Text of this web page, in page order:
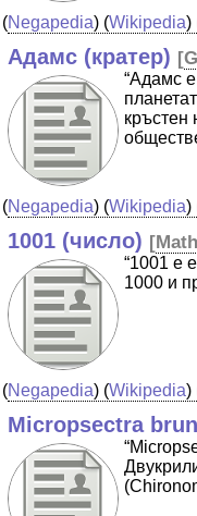
(Negapedia) (Wikipedia)
Адамс (кратер) [
“Адамс
(Negapedia) (Wikipedia)
1001 (число) [
“1001 е
1000 и
(Negapedia) (Wikipedia)
Micropsectra